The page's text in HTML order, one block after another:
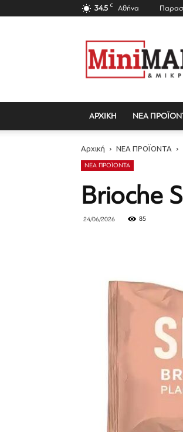
34.5 C Αθήνα
Mini
Market
Magazine
ΑΡΧΙΚΗ ΝΕΑ
Αρχική ΝΕΑ ΠΡΟΪΟΝΤΑ
ΝΕΑ ΠΡΟΪΟΝΤΑ
Brioche
24/06/2026 85